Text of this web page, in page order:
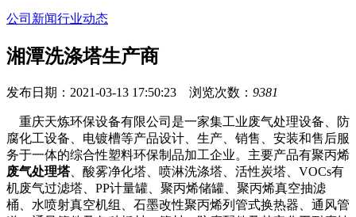
公司新闻行业动态
湘潭洗涤塔生产商
发布日期：2021-03-13 17:50:23 浏览次数： 9381
重庆天炼环保设备有限公司是一家集工业废气处理设备、防
腐化工设备、电镀槽等产品设计、生产、销售、安装和售后服
务于一体的综合性塑料环保制品加工企业。主要产品有聚丙烯
废气处理塔、酸雾净化塔、喷淋洗涤塔、活性炭塔、VOCs有
机废气过滤塔、PP计量罐、聚丙烯储罐、聚丙烯真空抽滤
桶、水喷射真空机组、石墨改性聚丙烯列管式换热器、通风管